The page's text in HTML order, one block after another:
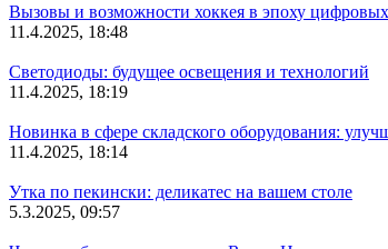
Вызовы и возможности хоккея в эпоху
11.4.2025, 18:48
Светодиоды: будущее освещения и технологий
11.4.2025, 18:19
Новинка в сфере складского оборудования:
11.4.2025, 18:14
Утка по пекински: деликатес на вашем столе
5.3.2025, 09:57